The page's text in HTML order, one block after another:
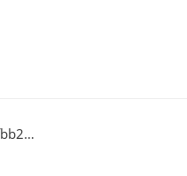
853728457c63a11cbfbb22ed7be172c4